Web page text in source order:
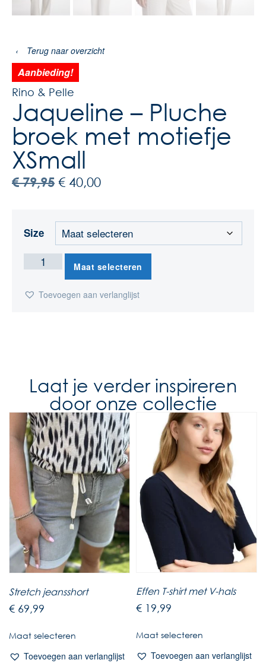
‹ Terug naar overzicht
Aanbieding!
Rino & Pelle
Jaqueline – Pluche
broek met motiefje
XSmall
€79,95 € 40,00
Size
Maat selecteren
Toevoegen aan verlanglijst
Laat je verder inspireren
door onze collectie
Stretch jeansshort
€ 69,99
Maat selecteren
Toevoegen aan verlanglijst
Effen T-shirt met V-hals
€ 19,99
Maat selecteren
Toevoegen aan verlanglijst